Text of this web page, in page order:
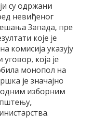
су одржани
невиђеног
Запада, пре
које је
комисија указују
која је
монопол на
је значајно
изборним